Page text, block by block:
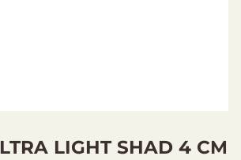
LIGHT SHAD 4 CM